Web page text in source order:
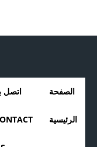
الصفحة
الرئيسية
اتصل